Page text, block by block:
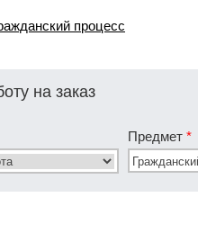
процесс
на заказ
Предмет *